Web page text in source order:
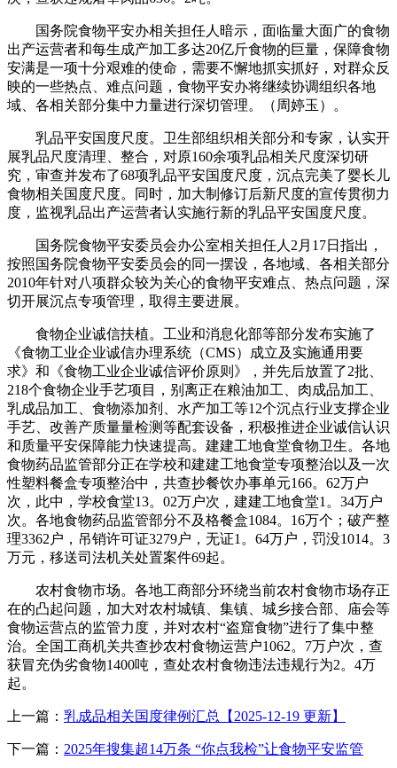
国务院食物平安办相关担任人暗示，面临量大面广的食物
出产运营者和每生成产加工多达20亿斤食物的巨量，保障食物
安满是一项十分艰难的使命，需要不懈地抓实抓好，对群众反
映的一些热点、难点问题，食物平安办将继续协调组织各地
域、各相关部分集中力量进行深切管理。（周婷玉）。
乳品平安国度尺度。卫生部组织相关部分和专家，认实开
展乳品尺度清理、整合，对原160余项乳品相关尺度深切研
究，审查并发布了68项乳品平安国度尺度，沉点完美了婴长儿
食物相关国度尺度。同时，加大制修订后新尺度的宣传贯彻力
度，监视乳品出产运营者认实施行新的乳品平安国度尺度。
国务院食物平安委员会办公室相关担任人2月17日指出，
按照国务院食物平安委员会的同一摆设，各地域、各相关部分
2010年针对八项群众较为关心的食物平安难点、热点问题，深
切开展沉点专项管理，取得主要进展。
食物企业诚信扶植。工业和消息化部等部分发布实施了
《食物工业企业诚信办理系统（CMS）成立及实施通用要
求》和《食物工业企业诚信评价原则》，并先后放置了2批、
218个食物企业手艺项目，别离正在粮油加工、肉成品加工、
乳成品加工、食物添加剂、水产加工等12个沉点行业支撑企业
手艺、改善产质量量检测等配套设备，积极推进企业诚信认识
和质量平安保障能力快速提高。建建工地食堂食物卫生。各地
食物药品监管部分正在学校和建建工地食堂专项整治以及一次
性塑料餐盒专项整治中，共查抄餐饮办事单元166。62万户
次，此中，学校食堂13。02万户次，建建工地食堂1。34万户
次。各地食物药品监管部分不及格餐盒1084。16万个；破产整
理3362户，吊销许可证3279户，无证1。64万户，罚没1014。3
万元，移送司法机关处置案件69起。
农村食物市场。各地工商部分环绕当前农村食物市场存正
在的凸起问题，加大对农村城镇、集镇、城乡接合部、庙会等
食物运营点的监管力度，并对农村“盗窟食物”进行了集中整
治。全国工商机关共查抄农村食物运营户1062。7万户次，查
获冒充伪劣食物1400吨，查处农村食物违法违规行为2。4万
起。
上一篇： 乳成品相关国度律例汇总【2025-12-19 更新】
下一篇： 2025年搜集超14万条 “你点我检”让食物平安监管